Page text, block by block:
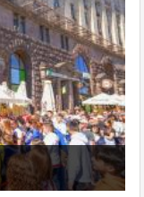
Оценка 0
0
пожаловаться